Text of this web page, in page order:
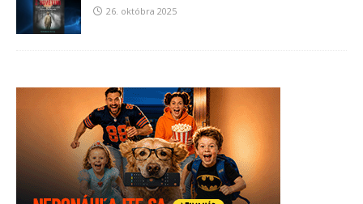
26. októbra 2025